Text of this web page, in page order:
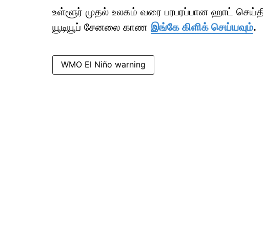
உள்ளூர் முதல் உலகம் வரை பரபரப்பான ஹாட்
யூடியூப் சேனலை காண இங்கே கிளிக் செய்யவும்.
WMO El Niño warning